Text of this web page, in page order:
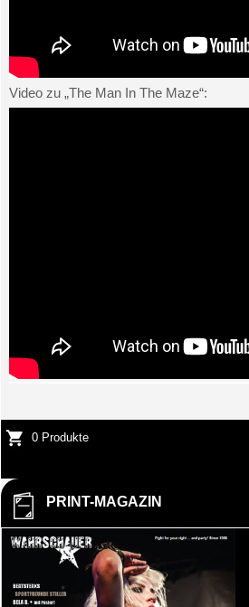
Video zu „The Man In The Maze“:
0 Produkte
PRINT-MAGAZIN